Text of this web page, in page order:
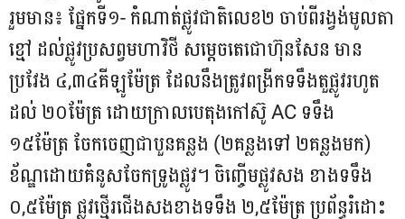
រួមមាន៖ ផ្នែកទី១- កំណាត់ផ្លូវជាតិលេខ២ ចាប់ពីរង្វង់មូលតា
ខ្មៅ ដល់ផ្លូវប្រសព្វមហាវិថី សម្តេចតេជោហ៊ុនសែន មាន
ប្រវែង ៤,៣៤គីឡូម៉ែត្រ ដែលនឹងត្រូវពង្រីកទទឹងតួផ្លូវរហូត
ដល់ ២០ម៉ែត្រ ដោយក្រាលបេតុងកៅស៊ូ AC ទទឹង
១៥ម៉ែត្រ ចែកចេញជាបួនគន្លង (២គន្លងទៅ ២គន្លងមក)
ខ័ណ្ឌដោយគំនូសចែកទ្រូងផ្លូវ។ ចិញ្ចើមផ្លូវសង ខាងទទឹង
០,៥ម៉ែត្រ ផ្លូវថ្មើរជើងសងខាងទទឹង ២,៥ម៉ែត្រ ប្រព័ន្ធរំដោះ